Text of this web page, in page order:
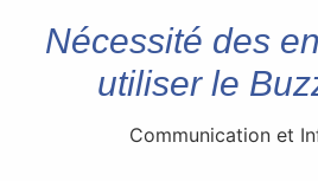
Nécessité des
utiliser le
Communication et